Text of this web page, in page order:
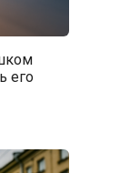
его